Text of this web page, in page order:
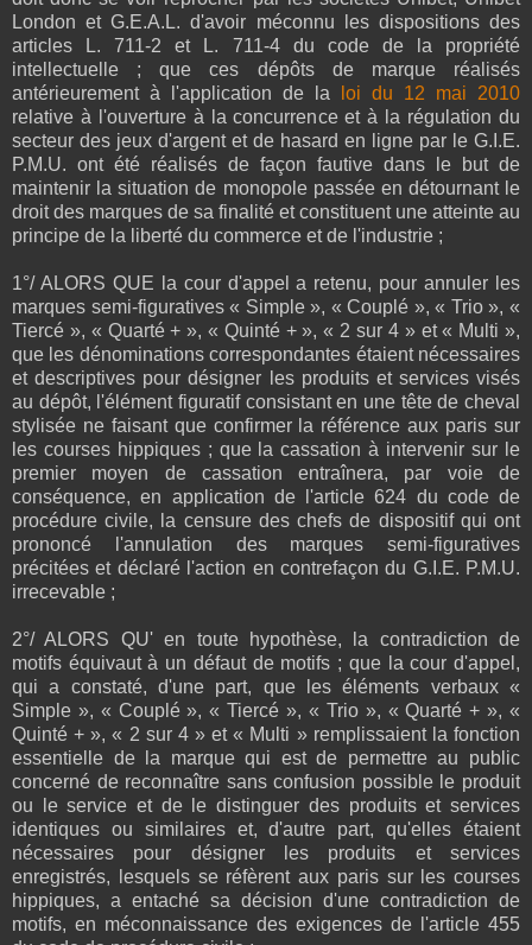
London et G.E.A.L. d'avoir méconnu les dispositions des
articles L. 711-2 et L. 711-4 du code de la propriété
intellectuelle ; que ces dépôts de marque réalisés
antérieurement à l'application de la
loi du 12 mai 2010
relative à l'ouverture à la concurrence et à la régulation du
secteur des jeux d'argent et de hasard en ligne par le G.I.E.
P.M.U. ont été réalisés de façon fautive dans le but de
maintenir la situation de monopole passée en détournant le
droit des marques de sa finalité et constituent une atteinte au
principe de la liberté du commerce et de l'industrie ;
1°/ ALORS QUE la cour d'appel a retenu, pour annuler les
marques semi-figuratives « Simple », « Couplé », « Trio », «
Tiercé », « Quarté + », « Quinté + », « 2 sur 4 » et « Multi »,
que les dénominations correspondantes étaient nécessaires
et descriptives pour désigner les produits et services visés
au dépôt, l'élément figuratif consistant en une tête de cheval
stylisée ne faisant que confirmer la référence aux paris sur
les courses hippiques ; que la cassation à intervenir sur le
premier moyen de cassation entraînera, par voie de
conséquence, en application de l'article 624 du code de
procédure civile, la censure des chefs de dispositif qui ont
prononcé l'annulation des marques semi-figuratives
précitées et déclaré l'action en contrefaçon du G.I.E. P.M.U.
irrecevable ;
2°/ ALORS QU' en toute hypothèse, la contradiction de
motifs équivaut à un défaut de motifs ; que la cour d'appel,
qui a constaté, d'une part, que les éléments verbaux «
Simple », « Couplé », « Tiercé », « Trio », « Quarté + », «
Quinté + », « 2 sur 4 » et « Multi » remplissaient la fonction
essentielle de la marque qui est de permettre au public
concerné de reconnaître sans confusion possible le produit
ou le service et de le distinguer des produits et services
identiques ou similaires et, d'autre part, qu'elles étaient
nécessaires pour désigner les produits et services
enregistrés, lesquels se réfèrent aux paris sur les courses
hippiques, a entaché sa décision d'une contradiction de
motifs, en méconnaissance des exigences de l'article 455